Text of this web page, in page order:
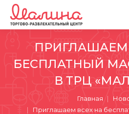
ПРИГЛАШАЕМ
БЕСПЛАТНЫЙ
В ТРЦ
Главная
Приглашаем всех на